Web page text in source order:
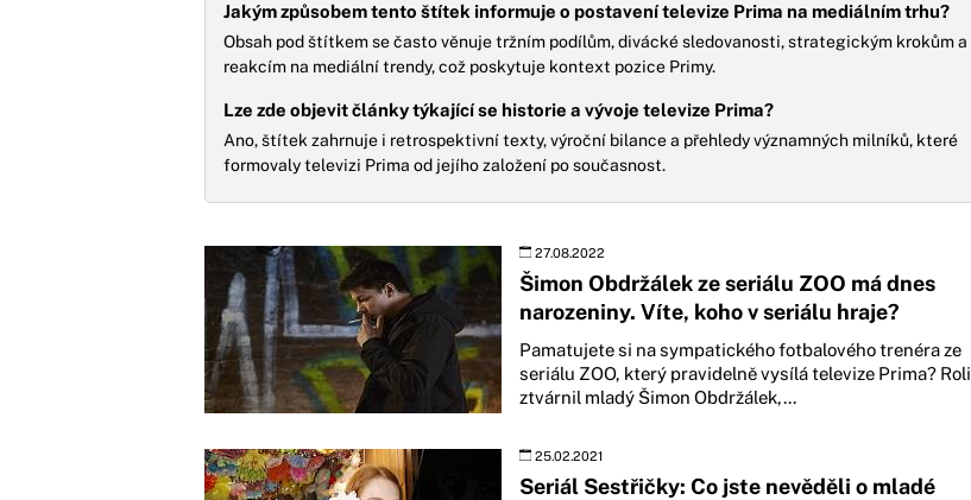
Jakým způsobem tento štítek informuje o postavení televize Prima na mediálním trhu?
Obsah pod štítkem se často věnuje tržním podílům, divácké sledovanosti, strategickým krokům a
reakcím na mediální trendy, což poskytuje kontext pozice Primy.
Lze zde objevit články týkající se historie a vývoje televize Prima?
Ano, štítek zahrnuje i retrospektivní texty, výroční bilance a přehledy významných milníků, které
formovaly televizi Prima od jejího založení po současnost.
27.08.2022
Šimon Obdržálek ze seriálu ZOO má dnes
narozeniny. Víte, koho v seriálu hraje?
Pamatujete si na sympatického fotbalového trenéra ze
seriálu ZOO, který pravidelně vysílá televize Prima? Roli
ztvárnil mladý Šimon Obdržálek,...
25.02.2021
Seriál Sestřičky: Co jste nevěděli o mladé